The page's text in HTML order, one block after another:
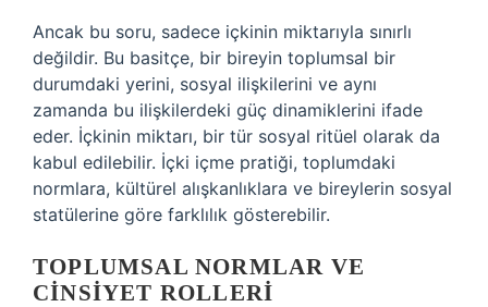
Ancak bu soru, sadece içkinin miktarıyla sınırlı
değildir. Bu basitçe, bir bireyin toplumsal bir
durumdaki yerini, sosyal ilişkilerini ve aynı
zamanda bu ilişkilerdeki güç dinamiklerini ifade
eder. İçkinin miktarı, bir tür sosyal ritüel olarak da
kabul edilebilir. İçki içme pratiği, toplumdaki
normlara, kültürel alışkanlıklara ve bireylerin sosyal
statülerine göre farklılık gösterebilir.
TOPLUMSAL NORMLAR VE
CINSIYET ROLLERI